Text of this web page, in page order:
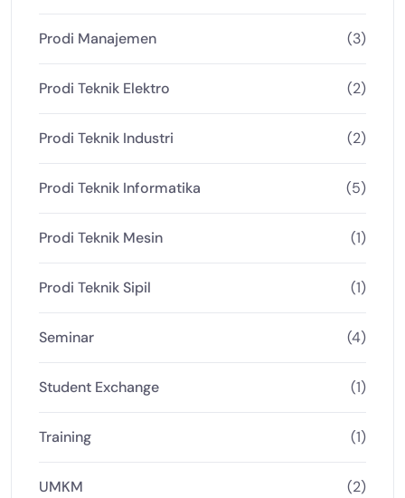
Prodi Manajemen (3)
Prodi Teknik Elektro (2)
Prodi Teknik Industri (2)
Prodi Teknik Informatika (5)
Prodi Teknik Mesin (1)
Prodi Teknik Sipil (1)
Seminar (4)
Student Exchange (1)
Training (1)
UMKM (2)